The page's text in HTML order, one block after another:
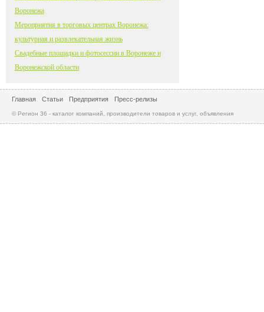
Воронежа
Мероприятия в торговых центрах Воронежа:
культурная и развлекательная жизнь
Свадебные площадки и фотосессии в Воронеже и
Воронежской области
Главная Статьи Предприятия Пресс-релизы
© Регион 36 - каталог компаний, производители товаров и услуг, объявления